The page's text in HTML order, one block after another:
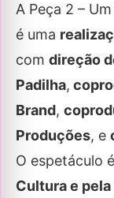
A Peça 2 –
é uma
com direção
Padilha,
Brand,
Produções, e
O espetáculo é
Cultura e